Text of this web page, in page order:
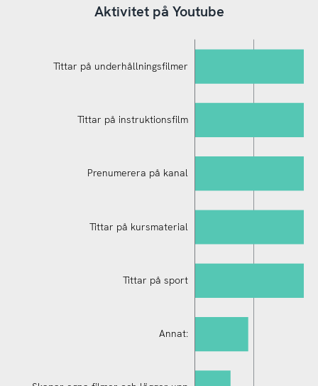
Aktivitet på Youtube
Skapar egna filmer och lägger upp
Tittar på underhållningsfilmer
Tittar på instruktionsfilm
Prenumerera på kanal
Tittar på kursmaterial
Tittar på sport
Annat: